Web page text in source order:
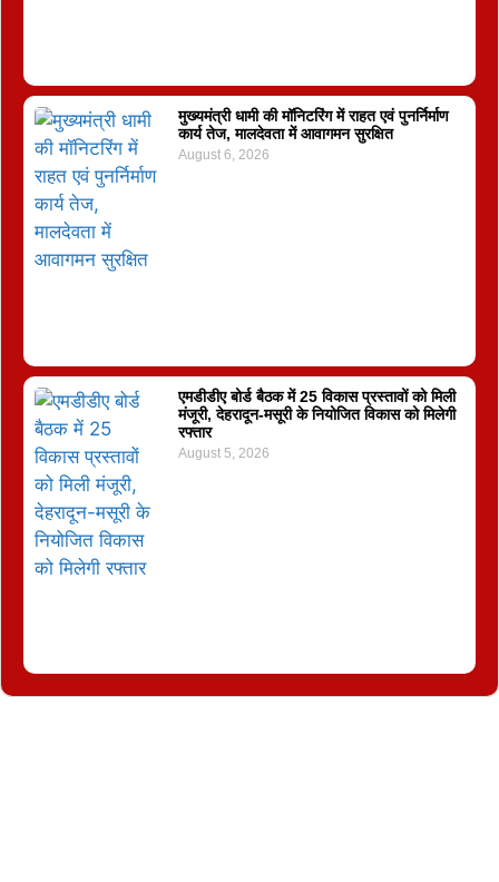
मुख्यमंत्री धामी की मॉनिटरिंग में राहत एवं पुनर्निर्माण
कार्य तेज, मालदेवता में आवागमन सुरक्षित
August 6, 2026
एमडीडीए बोर्ड बैठक में 25 विकास प्रस्तावों को मिली
मंजूरी, देहरादून-मसूरी के नियोजित विकास को मिलेगी
रफ्तार
August 5, 2026